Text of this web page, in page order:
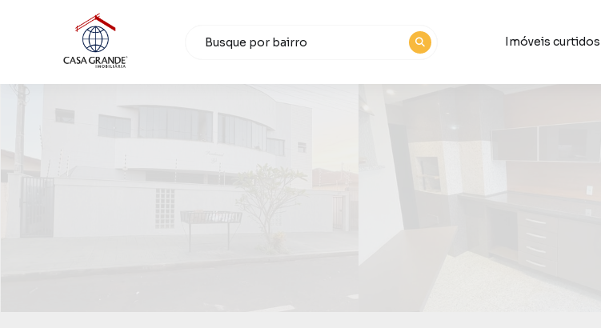
Imóveis curtidos